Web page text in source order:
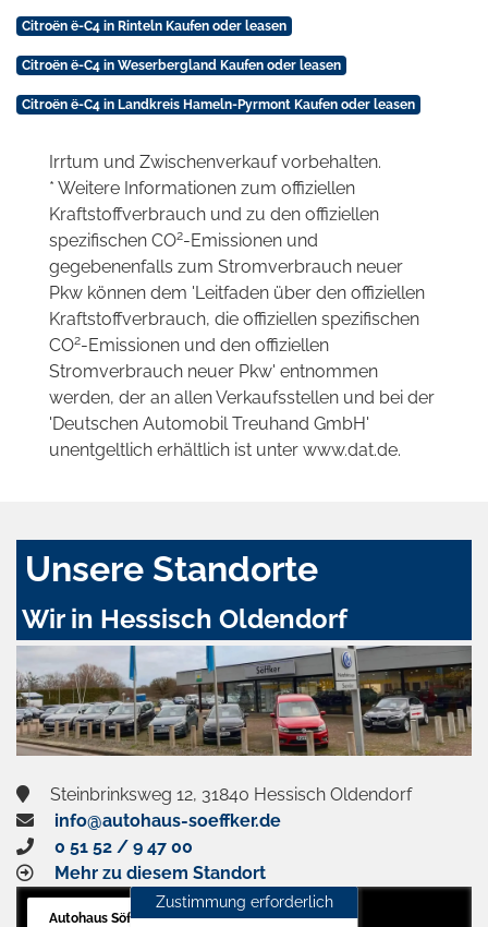
Citroën ë-C4 in Rinteln Kaufen oder leasen
Citroën ë-C4 in Weserbergland Kaufen oder leasen
Citroën ë-C4 in Landkreis Hameln-Pyrmont Kaufen oder leasen
Irrtum und Zwischenverkauf vorbehalten.
* Weitere Informationen zum offiziellen
Kraftstoffverbrauch und zu den offiziellen
spezifischen CO2-Emissionen und
gegebenenfalls zum Stromverbrauch neuer
Pkw können dem 'Leitfaden über den offiziellen
Kraftstoffverbrauch, die offiziellen spezifischen
CO2-Emissionen und den offiziellen
Stromverbrauch neuer Pkw' entnommen
werden, der an allen Verkaufsstellen und bei der
'Deutschen Automobil Treuhand GmbH'
unentgeltlich erhältlich ist unter www.dat.de.
Unsere Standorte
Wir in Hessisch Oldendorf
Steinbrinksweg 12, 31840 Hessisch Oldendorf
info@autohaus-soeffker.de
0 51 52 / 9 47 00
Mehr zu diesem Standort
Autohaus Söffker GmbH
Zustimmung erforderlich